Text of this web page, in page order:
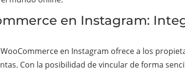
en Instagram:
en Instagram ofrece a los
Con la posibilidad de vincular de forma